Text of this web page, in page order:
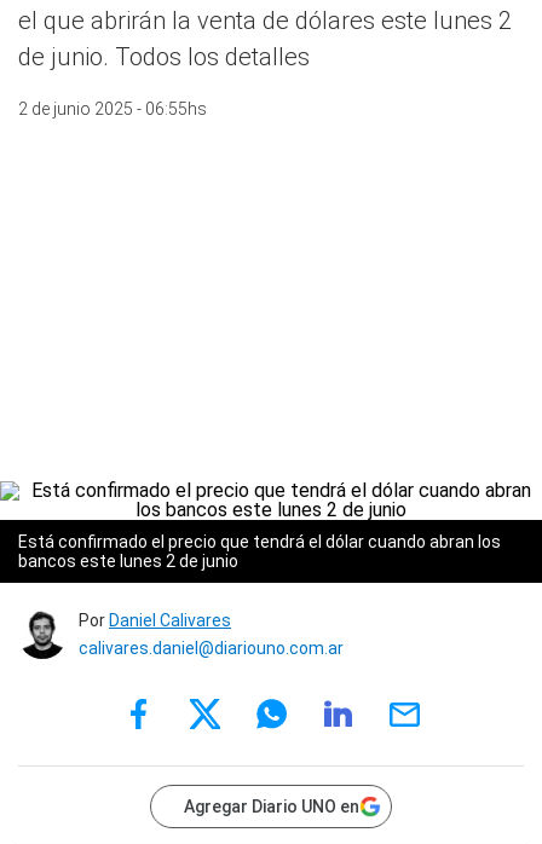
el que abrirán la venta de dólares este lunes 2
de junio. Todos los detalles
2 de junio 2025 - 06:55hs
Está confirmado el precio que tendrá el dólar cuando abran los
bancos este lunes 2 de junio
Por Daniel Calivares
calivares.daniel@diariouno.com.ar
Agregar Diario UNO en